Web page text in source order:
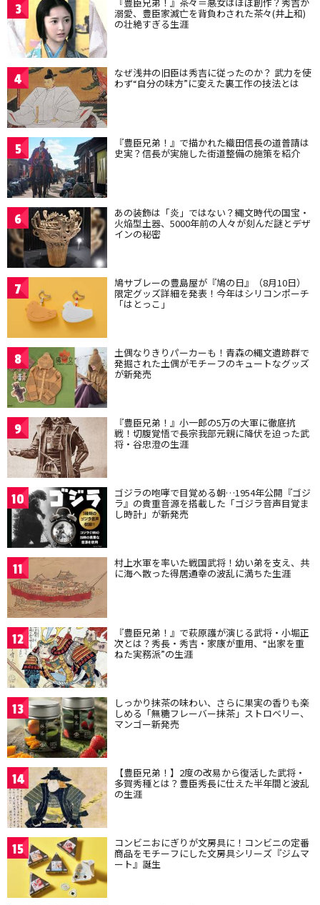
3 溺愛、豊臣家滅亡を背負わされた茶々(井上和)
の壮絶すぎる生涯
4 なぜ浅井の旧臣は秀吉に従ったのか？ 武力を使
わず“自分の味方”に変えた裏工作の技法とは
5 『豊臣兄弟！』で描かれた織田信長の道普請は
史実？信長が実施した街道整備の施策を紹介
6 あの装飾は「炎」ではない？縄文時代の国宝・
火焔型土器、5000年前の人々が刻んだ謎とデザ
インの秘密
7 鳩サブレーの豊島屋が『鳩の日』（8月10日）
限定グッズ詳細を発表！今年はシリコンポーチ
「はとっこ」
8 土偶なりきりパーカーも！青森の縄文遺跡群で
発掘された土偶がモチーフのキュートなグッズ
が新発売
9 『豊臣兄弟！』小一郎の5万の大軍に徹底抗
戦！切腹覚悟で長宗我部元親に降伏を迫った武
将・谷忠澄の生涯
10 ゴジラの咆哮で目覚める朝…1954年公開『ゴジ
ラ』の貴重音源を搭載した「ゴジラ音声目覚ま
し時計」が新発売
11 村上水軍を率いた戦国武将！幼い弟を支え、共
に海へ散った得居通幸の波乱に満ちた生涯
12 『豊臣兄弟！』で萩原護が演じる武将・小堀正
次とは？秀長・秀吉・家康が重用、“出家を重
ねた実務派”の生涯
13 しっかり抹茶の味わい、さらに果実の香りも楽
しめる「無糖フレーバー抹茶」ストロベリー、
マンゴー新発売
14 【豊臣兄弟！】2度の改易から復活した武将・
多賀秀種とは？豊臣秀長に仕えた半年間と波乱
の生涯
15 コンビニおにぎりが文房具に！コンビニの定番
商品をモチーフにした文房具シリーズ『ジムマ
ート』誕生